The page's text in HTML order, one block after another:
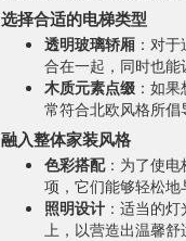
选择合适的电梯类型
透明玻璃轿厢 ：对
合在一起，同时也能
木质元素点缀 ：如
常符合北欧风格所倡
融入整体家装风格
色彩搭配：为了使电
项，它们能够轻松地
照明设计 ：适当的
上，以营造出温馨舒